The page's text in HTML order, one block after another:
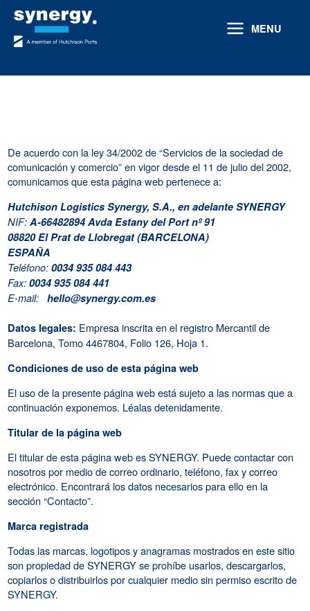
contenido
MENU
De acuerdo con la ley 34/2002 de “Servicios de la sociedad de
comunicación y comercio” en vigor desde el 11 de julio del 2002,
comunicamos que esta página web pertenece a:
Hutchison Logistics Synergy, S.A., en adelante SYNERGY
NIF: A-66482894 Avda Estany del Port nº 91
08820 El Prat de Llobregat (BARCELONA)
ESPAÑA
Teléfono: 0034 935 084 443
Fax: 0034 935 084 441
E-mail: hello@synergy.com.es
Datos legales: Empresa inscrita en el registro Mercantil de
Barcelona, Tomo 4467804, Folio 126, Hoja 1.
Condiciones de uso de esta página web
El uso de la presente página web está sujeto a las normas que a
continuación exponemos. Léalas detenidamente.
Titular de la página web
El titular de esta página web es SYNERGY. Puede contactar con
nosotros por medio de correo ordinario, teléfono, fax y correo
electrónico. Encontrará los datos necesarios para ello en la
sección “Contacto”.
Marca registrada
Todas las marcas, logotipos y anagramas mostrados en este sitio
son propiedad de SYNERGY se prohíbe usarlos, descargarlos,
copiarlos o distribuirlos por cualquier medio sin permiso escrito de
SYNERGY.